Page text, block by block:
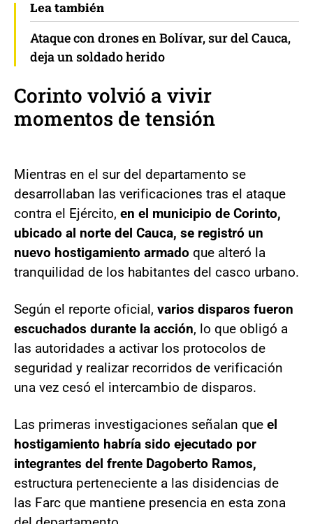
Lea también
Ataque con drones en Bolívar, sur del Cauca,
deja un soldado herido
Corinto volvió a vivir
momentos de tensión
Mientras en el sur del departamento se
desarrollaban las verificaciones tras el ataque
contra el Ejército, en el municipio de Corinto,
ubicado al norte del Cauca, se registró un
nuevo hostigamiento armado que alteró la
tranquilidad de los habitantes del casco urbano.
Según el reporte oficial, varios disparos fueron
escuchados durante la acción, lo que obligó a
las autoridades a activar los protocolos de
seguridad y realizar recorridos de verificación
una vez cesó el intercambio de disparos.
Las primeras investigaciones señalan que el
hostigamiento habría sido ejecutado por
integrantes del frente Dagoberto Ramos,
estructura perteneciente a las disidencias de
las Farc que mantiene presencia en esta zona